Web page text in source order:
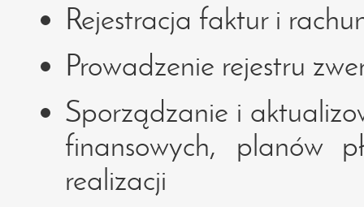
Rejestracja faktur i
Prowadzenie rejestru
Sporządzanie i
finansowych, planów
realizacji